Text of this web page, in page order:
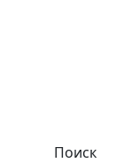
Поиск